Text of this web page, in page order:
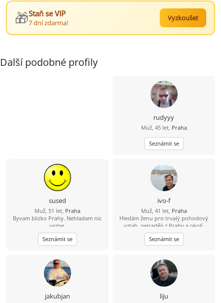
🎁Staň se VIP
7 dní zdarma!
Vyzkoušet
Další podobné profily
rudyyy
Muž, 45 let, Praha
Seznámit se
sused
Muž, 51 let, Praha
Byvam blizko Prahy. Nehladam nic
vazne.
Seznámit se
ivo-f
Muž, 41 let, Praha
Hledám ženu pro trvalý pohodový
vztah, nejraději z Prahy a okolí.
Seznámit se
jakubjan liju